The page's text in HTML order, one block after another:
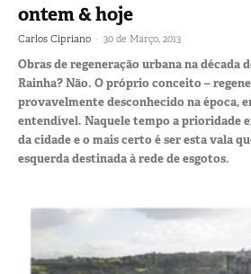
ontem & hoje
Carlos Cipriano - 30 de Março, 2013
Obras de regeneração urbana na década
Rainha? Não. O próprio conceito –
provavelmente desconhecido na época,
entendível. Naquele tempo a prioridade
da cidade e o mais certo é ser esta vala
esquerda destinada à rede de esgotos.